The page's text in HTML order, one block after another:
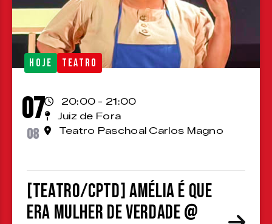
HOJE TEATRO
07
08
20:00 - 21:00
Juiz de Fora
Teatro Paschoal Carlos Magno
[TEATRO/CPTD] Amélia é que
era mulher de verdade @